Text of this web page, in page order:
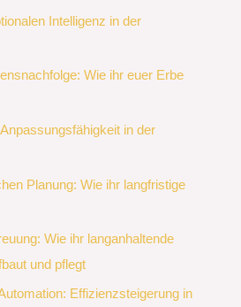
Intelligenz in der
Wie ihr euer Erbe
in der
Planung: Wie ihr langfristige
Wie ihr langanhaltende
und pflegt
Effizienzsteigerung in